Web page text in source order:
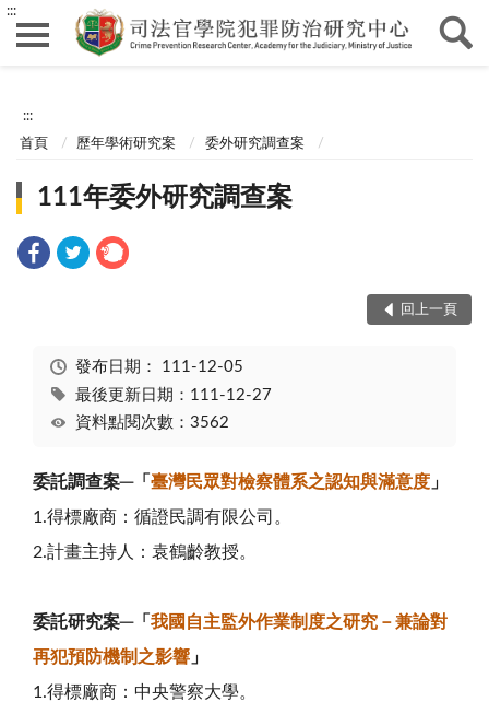
:::
:::
首頁 歷年學術研究案 委外研究調查案
111年委外研究調查案
回上一頁
發布日期： 111-12-05
最後更新日期：111-12-27
資料點閱次數：3562
委託調查案─「 臺灣民眾對檢察體系之認知與滿意度 」
1.得標廠商：循證民調有限公司。
2.計畫主持人：袁鶴齡教授。
委託研究案─「 我國自主監外作業制度之研究－兼論對
再犯預防機制之影響 」
1.得標廠商：中央警察大學。